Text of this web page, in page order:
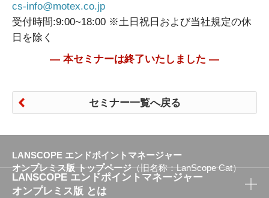
cs-info@motex.co.jp
受付時間:9:00~18:00 ※土日祝日および当社規定の休
日を除く
― 本セミナーは終了いたしました ―
セミナー一覧へ戻る
LANSCOPE エンドポイントマネージャー
オンプレミス版 トップページ（旧名称：LanScope Cat）
LANSCOPE エンドポイントマネージャー
オンプレミス版 とは